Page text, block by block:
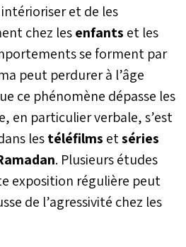
et de les
chez lesenfants et les
se forment par
peut perdurer à l’âge
ce phénomène dépasse les
en particulier verbale, s’est
lestéléfilms etséries
. Plusieurs études
exposition régulière peut
de l’agressivité chez les